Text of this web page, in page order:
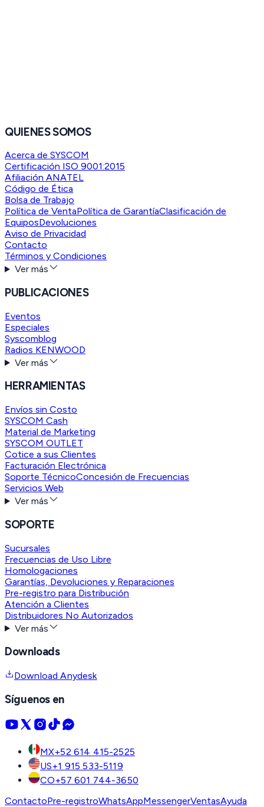
QUIENES SOMOS
Acerca de SYSCOM
Certificación ISO 9001:2015
Afiliación ANATEL
Código de Ética
Bolsa de Trabajo
Política de VentaPolítica de GarantíaClasificación de
EquiposDevoluciones
Aviso de Privacidad
Contacto
Términos y Condiciones
Ver más
PUBLICACIONES
Eventos
Especiales
Syscomblog
Radios KENWOOD
Ver más
HERRAMIENTAS
Envíos sin Costo
SYSCOM Cash
Material de Marketing
SYSCOM OUTLET
Cotice a sus Clientes
Facturación Electrónica
Soporte TécnicoConcesión de Frecuencias
Servicios Web
Ver más
SOPORTE
Sucursales
Frecuencias de Uso Libre
Homologaciones
Garantías, Devoluciones y Reparaciones
Pre-registro para Distribución
Atención a Clientes
Distribuidores No Autorizados
Ver más
Downloads
Download Anydesk
Síguenos en
MX+52 614 415-2525
US+1 915 533-5119
CO+57 601 744-3650
ContactoPre-registroWhatsAppMessengerVentasAyuda